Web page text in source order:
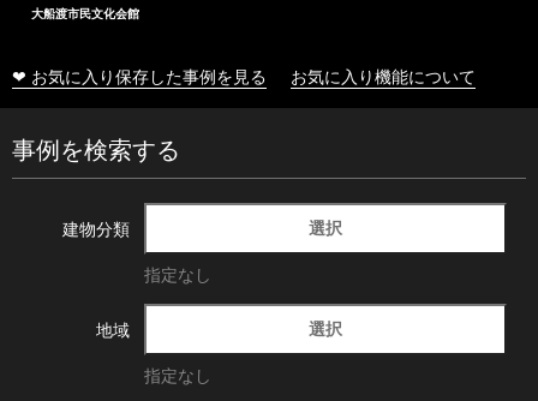
大船渡市民文化会館
❤ お気に入り保存した事例を見る お気に入り機能について
事例を検索する
建物分類 選択
指定なし
地域 選択
指定なし